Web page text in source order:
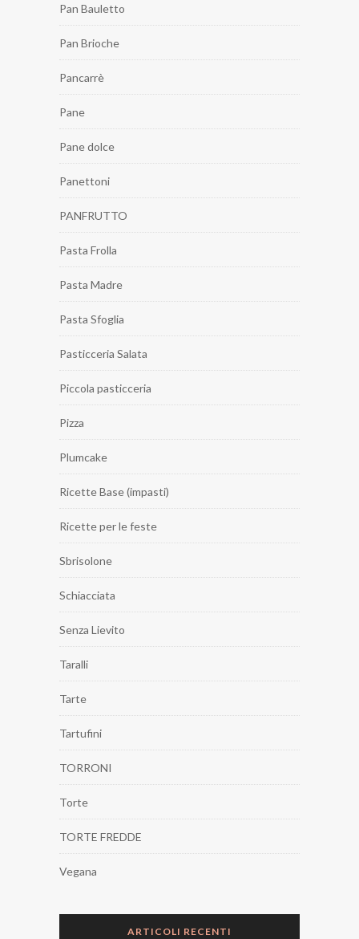
Pan Bauletto
Pan Brioche
Pancarrè
Pane
Pane dolce
Panettoni
PANFRUTTO
Pasta Frolla
Pasta Madre
Pasta Sfoglia
Pasticceria Salata
Piccola pasticceria
Pizza
Plumcake
Ricette Base (impasti)
Ricette per le feste
Sbrisolone
Schiacciata
Senza Lievito
Taralli
Tarte
Tartufini
TORRONI
Torte
TORTE FREDDE
Vegana
ARTICOLI RECENTI